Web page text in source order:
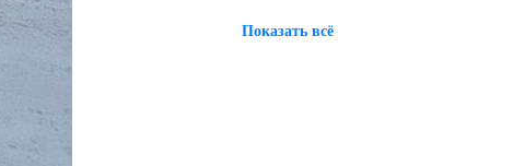
Показать всё